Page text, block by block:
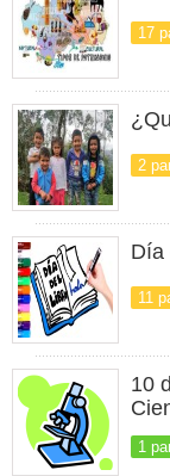
17
2
Día
11
10
1